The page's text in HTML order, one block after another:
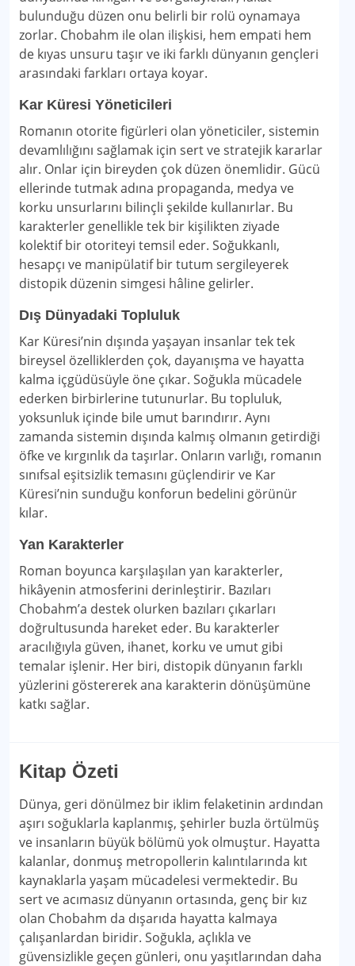
bulunduğu düzen onu belirli bir rolü oynamaya
zorlar. Chobahm ile olan ilişkisi, hem empati hem
de kıyas unsuru taşır ve iki farklı dünyanın gençleri
arasındaki farkları ortaya koyar.
Kar Küresi Yöneticileri
Romanın otorite figürleri olan yöneticiler, sistemin
devamlılığını sağlamak için sert ve stratejik kararlar
alır. Onlar için bireyden çok düzen önemlidir. Gücü
ellerinde tutmak adına propaganda, medya ve
korku unsurlarını bilinçli şekilde kullanırlar. Bu
karakterler genellikle tek bir kişilikten ziyade
kolektif bir otoriteyi temsil eder. Soğukkanlı,
hesapçı ve manipülatif bir tutum sergileyerek
distopik düzenin simgesi hâline gelirler.
Dış Dünyadaki Topluluk
Kar Küresi’nin dışında yaşayan insanlar tek tek
bireysel özelliklerden çok, dayanışma ve hayatta
kalma içgüdüsüyle öne çıkar. Soğukla mücadele
ederken birbirlerine tutunurlar. Bu topluluk,
yoksunluk içinde bile umut barındırır. Aynı
zamanda sistemin dışında kalmış olmanın getirdiği
öfke ve kırgınlık da taşırlar. Onların varlığı, romanın
sınıfsal eşitsizlik temasını güçlendirir ve Kar
Küresi’nin sunduğu konforun bedelini görünür
kılar.
Yan Karakterler
Roman boyunca karşılaşılan yan karakterler,
hikâyenin atmosferini derinleştirir. Bazıları
Chobahm’a destek olurken bazıları çıkarları
doğrultusunda hareket eder. Bu karakterler
aracılığıyla güven, ihanet, korku ve umut gibi
temalar işlenir. Her biri, distopik dünyanın farklı
yüzlerini göstererek ana karakterin dönüşümüne
katkı sağlar.
Kitap Özeti
Dünya, geri dönülmez bir iklim felaketinin ardından
aşırı soğuklarla kaplanmış, şehirler buzla örtülmüş
ve insanların büyük bölümü yok olmuştur. Hayatta
kalanlar, donmuş metropollerin kalıntılarında kıt
kaynaklarla yaşam mücadelesi vermektedir. Bu
sert ve acımasız dünyanın ortasında, genç bir kız
olan Chobahm da dışarıda hayatta kalmaya
çalışanlardan biridir. Soğukla, açlıkla ve
güvensizlikle geçen günleri, onu yaşıtlarından daha